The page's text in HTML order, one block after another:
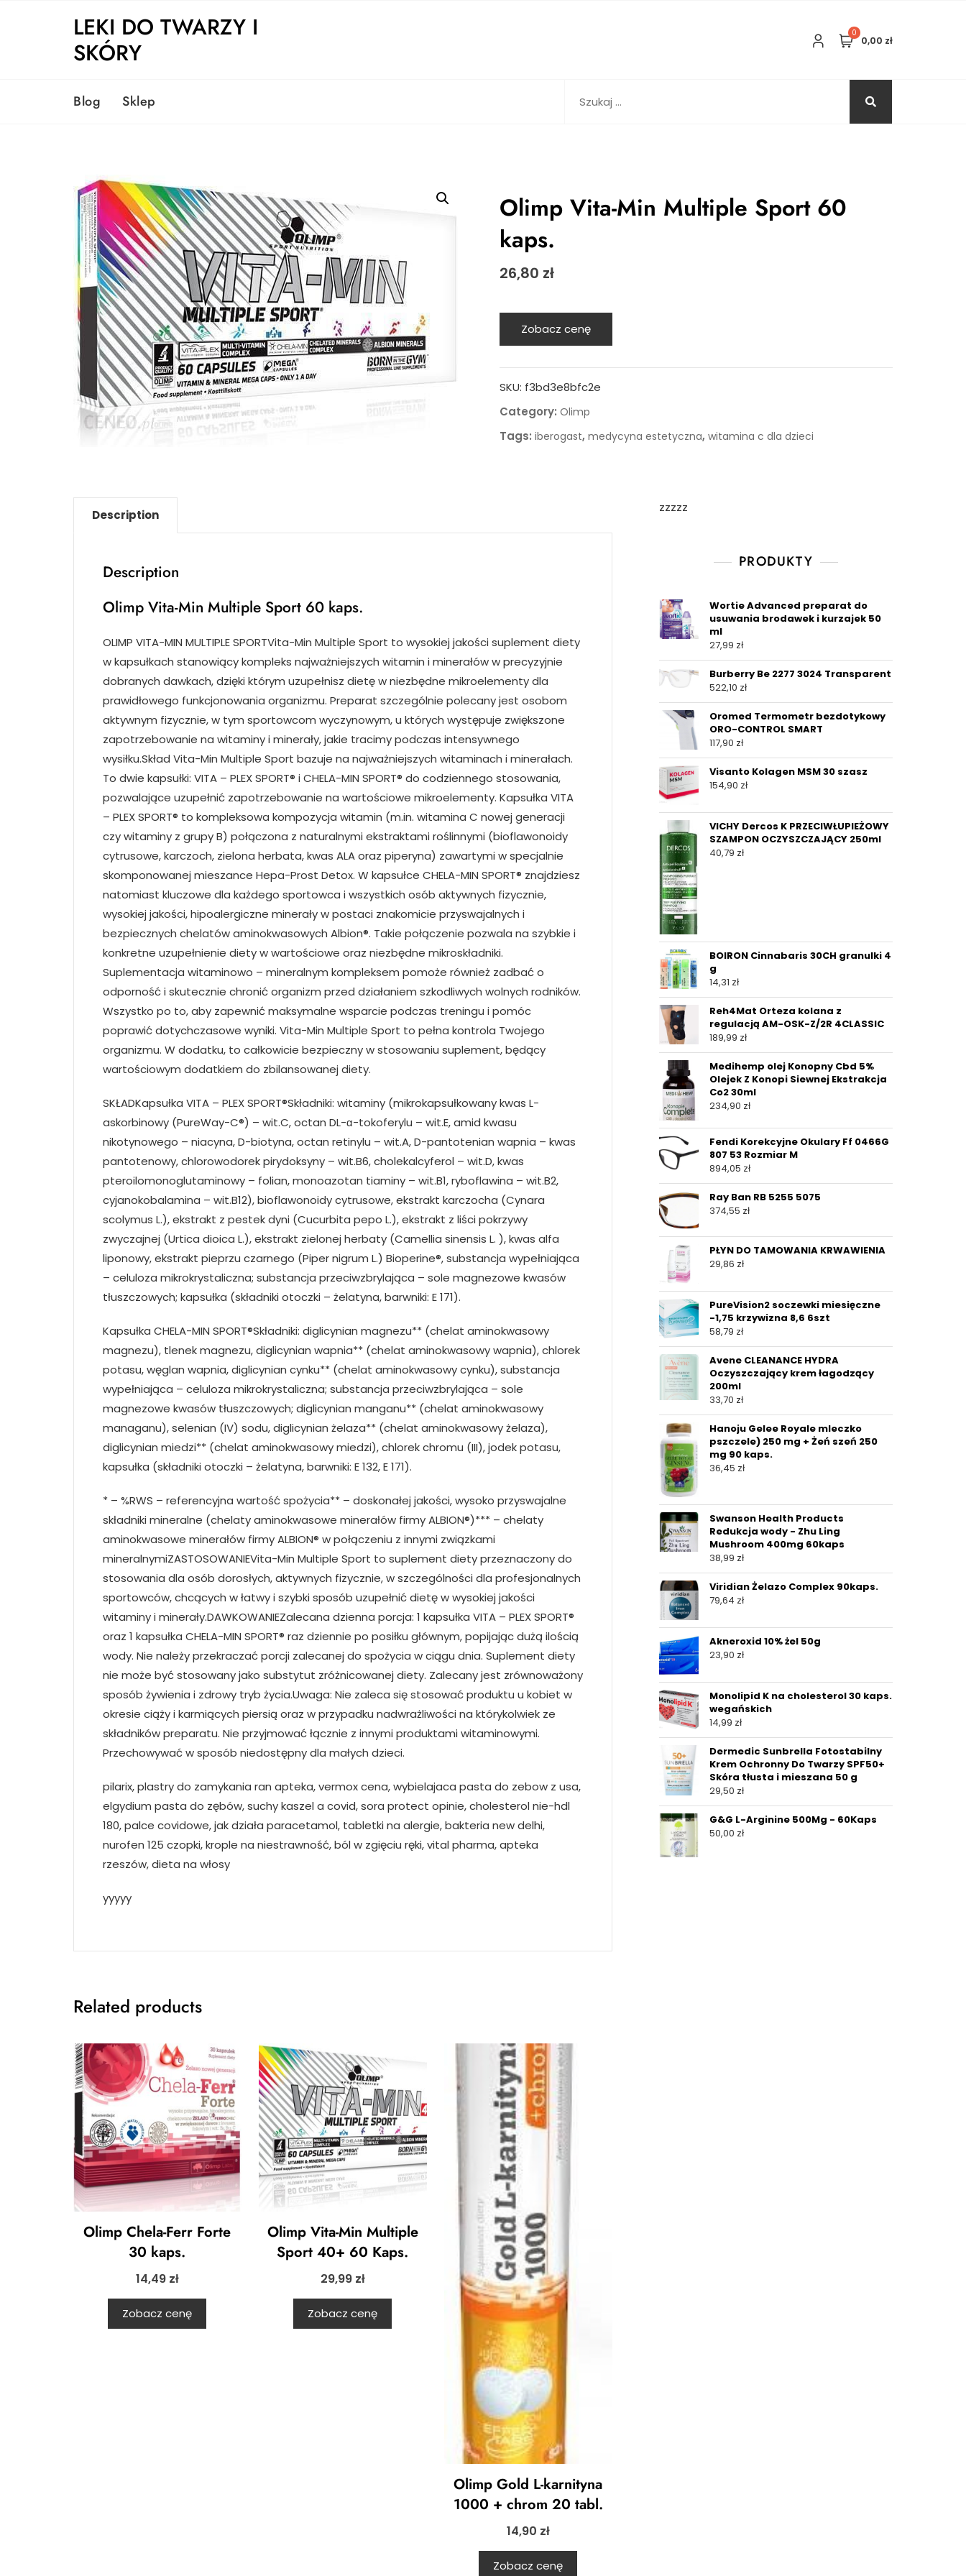
LEKI DO TWARZY I
SKÓRY
0
0,00 zł
Blog Sklep Szukaj:
Olimp Vita-Min Multiple Sport 60
kaps.
26,80 zł
Zobacz cenę
SKU: f3bd3e8bfc2e
Category: Olimp
Tags: iberogast, medycyna estetyczna, witamina c dla dzieci
Description
Description
Olimp Vita-Min Multiple Sport 60 kaps.
OLIMP VITA-MIN MULTIPLE SPORTVita-Min Multiple Sport to wysokiej jakości suplement diety
w kapsułkach stanowiący kompleks najważniejszych witamin i minerałów w precyzyjnie
dobranych dawkach, dzięki którym uzupełnisz dietę w niezbędne mikroelementy dla
prawidłowego funkcjonowania organizmu. Preparat szczególnie polecany jest osobom
aktywnym fizycznie, w tym sportowcom wyczynowym, u których występuje zwiększone
zapotrzebowanie na witaminy i minerały, jakie tracimy podczas intensywnego
wysiłku.Skład Vita-Min Multiple Sport bazuje na najważniejszych witaminach i minerałach.
To dwie kapsułki: VITA – PLEX SPORT® i CHELA-MIN SPORT® do codziennego stosowania,
pozwalające uzupełnić zapotrzebowanie na wartościowe mikroelementy. Kapsułka VITA
– PLEX SPORT® to kompleksowa kompozycja witamin (m.in. witamina C nowej generacji
czy witaminy z grupy B) połączona z naturalnymi ekstraktami roślinnymi (bioflawonoidy
cytrusowe, karczoch, zielona herbata, kwas ALA oraz piperyna) zawartymi w specjalnie
skomponowanej mieszance Hepa-Prost Detox. W kapsułce CHELA-MIN SPORT® znajdziesz
natomiast kluczowe dla każdego sportowca i wszystkich osób aktywnych fizycznie,
wysokiej jakości, hipoalergiczne minerały w postaci znakomicie przyswajalnych i
bezpiecznych chelatów aminokwasowych Albion®. Takie połączenie pozwala na szybkie i
konkretne uzupełnienie diety w wartościowe oraz niezbędne mikroskładniki.
Suplementacja witaminowo – mineralnym kompleksem pomoże również zadbać o
odporność i skutecznie chronić organizm przed działaniem szkodliwych wolnych rodników.
Wszystko po to, aby zapewnić maksymalne wsparcie podczas treningu i pomóc
poprawić dotychczasowe wyniki. Vita-Min Multiple Sport to pełna kontrola Twojego
organizmu. W dodatku, to całkowicie bezpieczny w stosowaniu suplement, będący
wartościowym dodatkiem do zbilansowanej diety.
SKŁADKapsułka VITA – PLEX SPORT®Składniki: witaminy (mikrokapsułkowany kwas L-
askorbinowy (PureWay-C®) – wit.C, octan DL-α-tokoferylu – wit.E, amid kwasu
nikotynowego – niacyna, D-biotyna, octan retinylu – wit.A, D-pantotenian wapnia – kwas
pantotenowy, chlorowodorek pirydoksyny – wit.B6, cholekalcyferol – wit.D, kwas
pteroilomonoglutaminowy – folian, monoazotan tiaminy – wit.B1, ryboflawina – wit.B2,
cyjanokobalamina – wit.B12), bioflawonoidy cytrusowe, ekstrakt karczocha (Cynara
scolymus L.), ekstrakt z pestek dyni (Cucurbita pepo L.), ekstrakt z liści pokrzywy
zwyczajnej (Urtica dioica L.), ekstrakt zielonej herbaty (Camellia sinensis L. ), kwas alfa
liponowy, ekstrakt pieprzu czarnego (Piper nigrum L.) Bioperine®, substancja wypełniająca
– celuloza mikrokrystaliczna; substancja przeciwzbrylająca – sole magnezowe kwasów
tłuszczowych; kapsułka (składniki otoczki – żelatyna, barwniki: E 171).
Kapsułka CHELA-MIN SPORT®Składniki: diglicynian magnezu** (chelat aminokwasowy
magnezu), tlenek magnezu, diglicynian wapnia** (chelat aminokwasowy wapnia), chlorek
potasu, węglan wapnia, diglicynian cynku** (chelat aminokwasowy cynku), substancja
wypełniająca – celuloza mikrokrystaliczna; substancja przeciwzbrylająca – sole
magnezowe kwasów tłuszczowych; diglicynian manganu** (chelat aminokwasowy
managanu), selenian (IV) sodu, diglicynian żelaza** (chelat aminokwasowy żelaza),
diglicynian miedzi** (chelat aminokwasowy miedzi), chlorek chromu (III), jodek potasu,
kapsułka (składniki otoczki – żelatyna, barwniki: E 132, E 171).
* – %RWS – referencyjna wartość spożycia** – doskonałej jakości, wysoko przyswajalne
składniki mineralne (chelaty aminokwasowe minerałów firmy ALBION®)*** – chelaty
aminokwasowe minerałów firmy ALBION® w połączeniu z innymi związkami
mineralnymiZASTOSOWANIEVita-Min Multiple Sport to suplement diety przeznaczony do
stosowania dla osób dorosłych, aktywnych fizycznie, w szczególności dla profesjonalnych
sportowców, chcących w łatwy i szybki sposób uzupełnić dietę w wysokiej jakości
witaminy i minerały.DAWKOWANIEZalecana dzienna porcja: 1 kapsułka VITA – PLEX SPORT®
oraz 1 kapsułka CHELA-MIN SPORT® raz dziennie po posiłku głównym, popijając dużą ilością
wody. Nie należy przekraczać porcji zalecanej do spożycia w ciągu dnia. Suplement diety
nie może być stosowany jako substytut zróżnicowanej diety. Zalecany jest zrównoważony
sposób żywienia i zdrowy tryb życia.Uwaga: Nie zaleca się stosować produktu u kobiet w
okresie ciąży i karmiących piersią oraz w przypadku nadwrażliwości na którykolwiek ze
składników preparatu. Nie przyjmować łącznie z innymi produktami witaminowymi.
Przechowywać w sposób niedostępny dla małych dzieci.
pilarix, plastry do zamykania ran apteka, vermox cena, wybielajaca pasta do zebow z usa,
elgydium pasta do zębów, suchy kaszel a covid, sora protect opinie, cholesterol nie-hdl
180, palce covidowe, jak działa paracetamol, tabletki na alergie, bakteria new delhi,
nurofen 125 czopki, krople na niestrawność, ból w zgięciu ręki, vital pharma, apteka
rzeszów, dieta na włosy
yyyyy
Related products
Olimp Chela-Ferr Forte
30 kaps.
14,49 zł
Zobacz cenę
Olimp Vita-Min Multiple
Sport 40+ 60 Kaps.
29,99 zł
Zobacz cenę
Olimp Gold L-karnityna
1000 + chrom 20 tabl.
14,90 zł
Zobacz cenę
zzzzz
PRODUKTY
Wortie Advanced preparat do
usuwania brodawek i kurzajek 50
ml
27,99 zł
Burberry Be 2277 3024 Transparent
522,10 zł
Oromed Termometr bezdotykowy
ORO-CONTROL SMART
117,90 zł
Visanto Kolagen MSM 30 szasz
154,90 zł
VICHY Dercos K PRZECIWŁUPIEŻOWY
SZAMPON OCZYSZCZAJĄCY 250ml
40,79 zł
BOIRON Cinnabaris 30CH granulki 4
g
14,31 zł
Reh4Mat Orteza kolana z
regulacją AM-OSK-Z/2R 4CLASSIC
189,99 zł
Medihemp olej Konopny Cbd 5%
Olejek Z Konopi Siewnej Ekstrakcja
Co2 30ml
234,90 zł
Fendi Korekcyjne Okulary Ff 0466G
807 53 Rozmiar M
894,05 zł
Ray Ban RB 5255 5075
374,55 zł
PŁYN DO TAMOWANIA KRWAWIENIA
29,86 zł
PureVision2 soczewki miesięczne
-1,75 krzywizna 8,6 6szt
58,79 zł
Avene CLEANANCE HYDRA
Oczyszczający krem łagodzący
200ml
33,70 zł
Hanoju Gelee Royale mleczko
pszczele) 250 mg + Żeń szeń 250
mg 90 kaps.
36,45 zł
Swanson Health Products
Redukcja wody - Zhu Ling
Mushroom 400mg 60kaps
38,99 zł
Viridian Żelazo Complex 90kaps.
79,64 zł
Akneroxid 10% żel 50g
23,90 zł
Monolipid K na cholesterol 30 kaps.
wegańskich
14,99 zł
Dermedic Sunbrella Fotostabilny
Krem Ochronny Do Twarzy SPF50+
Skóra tłusta i mieszana 50 g
29,50 zł
G&G L-Arginine 500Mg - 60Kaps
50,00 zł